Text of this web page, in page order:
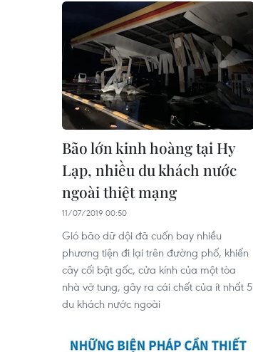
Bão lớn kinh hoàng tại Hy
Lạp, nhiều du khách nước
ngoài thiệt mạng
11/07/2019 00:50
Gió bão dữ dội đã cuốn bay nhiều
phương tiện đi lại trên đường phố, khiến
cây cối bật gốc, cửa kính của một tòa
nhà vỡ tung, gây ra cái chết của ít nhất 5
du khách nước ngoài